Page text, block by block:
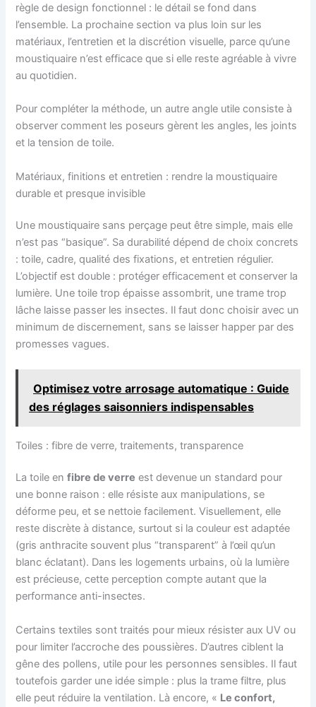
règle de design fonctionnel : le détail se fond dans
l’ensemble. La prochaine section va plus loin sur les
matériaux, l’entretien et la discrétion visuelle, parce qu’une
moustiquaire n’est efficace que si elle reste agréable à vivre
au quotidien.
Pour compléter la méthode, un autre angle utile consiste à
observer comment les poseurs gèrent les angles, les joints
et la tension de toile.
Matériaux, finitions et entretien : rendre la moustiquaire
durable et presque invisible
Une moustiquaire sans perçage peut être simple, mais elle
n’est pas “basique”. Sa durabilité dépend de choix concrets
: toile, cadre, qualité des fixations, et entretien régulier.
L’objectif est double : protéger efficacement et conserver la
lumière. Une toile trop épaisse assombrit, une trame trop
lâche laisse passer les insectes. Il faut donc choisir avec un
minimum de discernement, sans se laisser happer par des
promesses vagues.
Optimisez votre arrosage automatique : Guide
des réglages saisonniers indispensables
Toiles : fibre de verre, traitements, transparence
La toile enfibre de verre est devenue un standard pour
une bonne raison : elle résiste aux manipulations, se
déforme peu, et se nettoie facilement. Visuellement, elle
reste discrète à distance, surtout si la couleur est adaptée
(gris anthracite souvent plus “transparent” à l’œil qu’un
blanc éclatant). Dans les logements urbains, où la lumière
est précieuse, cette perception compte autant que la
performance anti-insectes.
Certains textiles sont traités pour mieux résister aux UV ou
pour limiter l’accroche des poussières. D’autres ciblent la
gêne des pollens, utile pour les personnes sensibles. Il faut
toutefois garder une idée simple : plus la trame filtre, plus
elle peut réduire la ventilation. Là encore, « Le confort,